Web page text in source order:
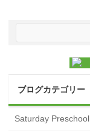
ブログカテゴリー
Saturday Preschool